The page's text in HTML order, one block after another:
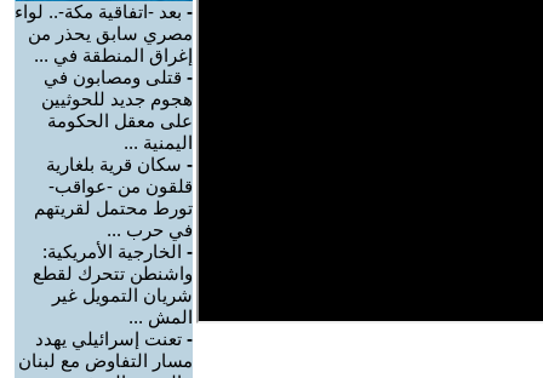
- بعد -اتفاقية مكة-.. لواء
مصري سابق يحذر من
إغراق المنطقة في ...
- قتلى ومصابون في
هجوم جديد للحوثيين
على معقل الحكومة
اليمنية ...
- سكان قرية بلغارية
قلقون من -عواقب-
تورط محتمل لقريتهم
في حرب ...
- الخارجية الأمريكية:
واشنطن تتحرك لقطع
شريان التمويل غير
المش ...
- تعنت إسرائيلي يهدد
مسار التفاوض مع لبنان